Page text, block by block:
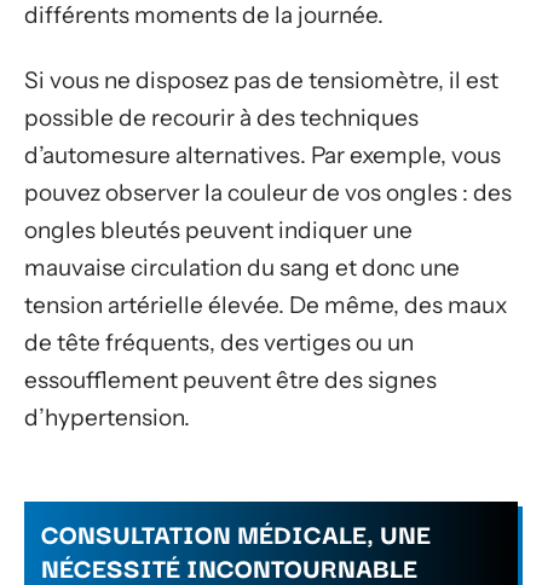
différents moments de la journée.
Si vous ne disposez pas de tensiomètre, il est
possible de recourir à des techniques
d’automesure alternatives. Par exemple, vous
pouvez observer la couleur de vos ongles : des
ongles bleutés peuvent indiquer une
mauvaise circulation du sang et donc une
tension artérielle élevée. De même, des maux
de tête fréquents, des vertiges ou un
essoufflement peuvent être des signes
d’hypertension.
CONSULTATION MÉDICALE, UNE
NÉCESSITÉ INCONTOURNABLE